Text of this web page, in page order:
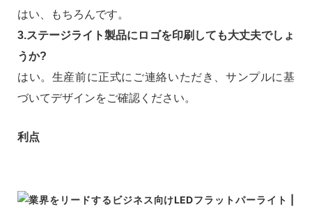
はい、もちろんです。
3.ステージライト製品にロゴを印刷しても大丈夫でしょ
うか?
はい。生産前に正式にご連絡いただき、サンプルに基
づいてデザインをご確認ください。
利点